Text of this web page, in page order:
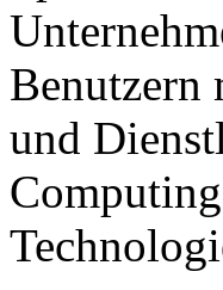
Benutzern
und